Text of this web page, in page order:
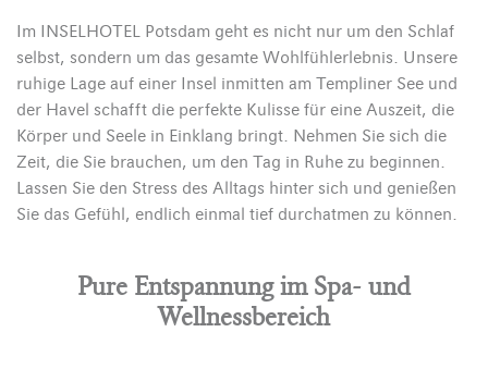
Im INSELHOTEL Potsdam geht es nicht nur um den Schlaf
selbst, sondern um das gesamte Wohlfühlerlebnis. Unsere
ruhige Lage auf einer Insel inmitten am Templiner See und
der Havel schafft die perfekte Kulisse für eine Auszeit, die
Körper und Seele in Einklang bringt. Nehmen Sie sich die
Zeit, die Sie brauchen, um den Tag in Ruhe zu beginnen.
Lassen Sie den Stress des Alltags hinter sich und genießen
Sie das Gefühl, endlich einmal tief durchatmen zu können.
Pure Entspannung im Spa- und
Wellnessbereich